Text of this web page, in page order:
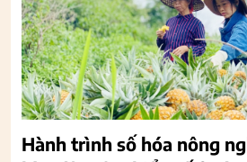
Hành trình số hóa nông